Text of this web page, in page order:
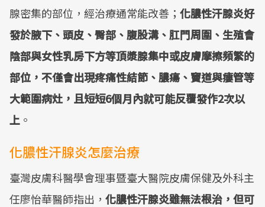
腺密集的部位，經治療通常能改善； 化膿性汗腺炎好
發於腋下、頭皮、臀部、腹股溝、肛門周圍、生殖會
陰部與女性乳房下方等頂漿腺集中或皮膚摩擦頻繁的
部位，不僅會出現疼痛性結節、膿瘍、竇道與瘻管等
大範圍病灶，且短短6個月內就可能反覆發作2次以
上 。
化膿性汗腺炎怎麼治療
臺灣皮膚科醫學會理事暨臺大醫院皮膚保健及外科主
任廖怡華醫師指出， 化膿性汗腺炎雖無法根治，但可